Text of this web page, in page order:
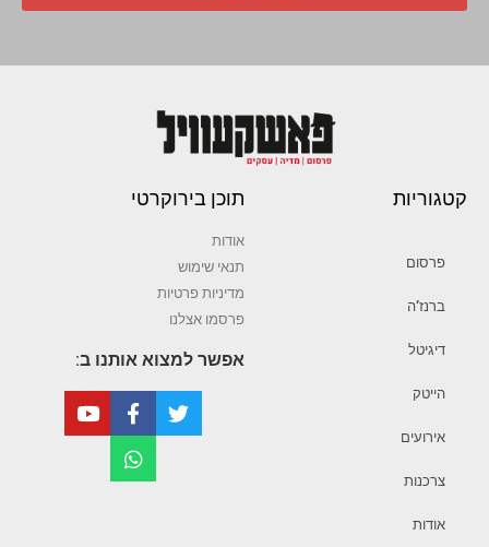
קטגוריות
פרסום
ברנז’ה
דיגיטל
הייטק
אירועים
צרכנות
אודות
תוכן בירוקרטי
אודות
תנאי שימוש
מדיניות פרטיות
פרסמו אצלנו
אפשר למצוא אותנו ב: